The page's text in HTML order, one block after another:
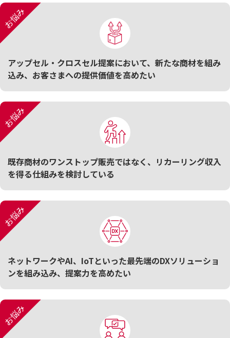
お悩み
アップセル・クロスセル提案において、新たな商材を組み
込み、お客さまへの提供価値を高めたい
お悩み
既存商材のワンストップ販売ではなく、リカーリング収入
を得る仕組みを検討している
お悩み
ネットワークやAI、IoTといった最先端のDXソリューショ
ンを組み込み、提案力を高めたい
お悩み